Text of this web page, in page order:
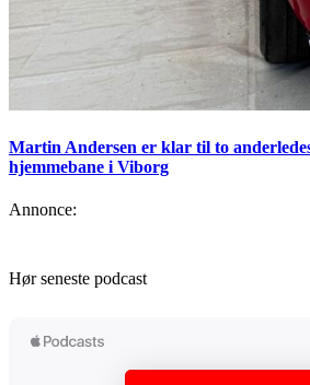
Martin Andersen er klar til to
hjemmebane i Viborg
Annonce:
Hør seneste podcast